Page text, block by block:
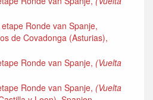
Ronde van Spanje,
de Covadonga (Asturias),
Ronde van Spanje, (Vuelta
Ronde van Spanje, (Vuelta